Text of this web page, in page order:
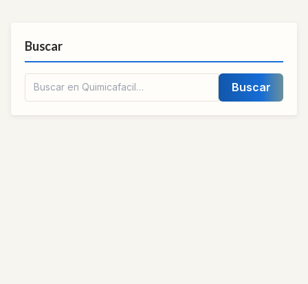
Buscar
Buscar